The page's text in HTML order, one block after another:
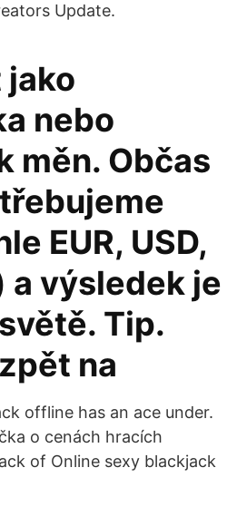
Update.
nebo
měn. Občas
EUR, USD,
a výsledek je
Tip.
na
offline has an ace under.
o cenách hracích
of Online sexy blackjack